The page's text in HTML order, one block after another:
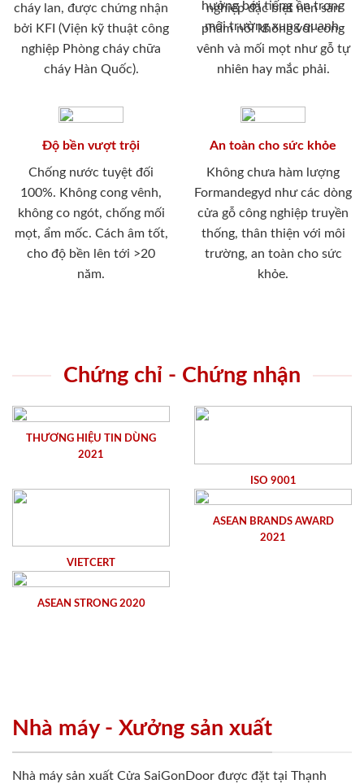
hưởng bới tiếng ồn trong
môi trường xung quanh.
cháy lan, được chứng nhận
bởi KFI (Viện kỹ thuật công
nghiệp Phòng cháy chữa
cháy Hàn Quốc).
nghiệp đặc biệt nên sản
phẩm nói không với cong
vênh và mối mọt như gỗ tự
nhiên hay mắc phải.
Độ bền vượt trội
Chống nước tuyệt đối
100%. Không cong vênh,
không co ngót, chống mối
mọt, ẩm mốc. Cách âm tốt,
cho độ bền lên tới >20
năm.
An toàn cho sức khỏe
Không chưa hàm lượng
Formandegyd như các dòng
cửa gỗ công nghiệp truyền
thống, thân thiện với môi
trường, an toàn cho sức
khỏe.
Chứng chỉ - Chứng nhận
THƯƠNG HIỆU TIN DÙNG
2021
ISO 9001
VIETCERT
ASEAN BRANDS AWARD
2021
ASEAN STRONG 2020
Nhà máy - Xưởng sản xuất
Nhà máy sản xuất Cửa SaiGonDoor được đặt tại Thạnh